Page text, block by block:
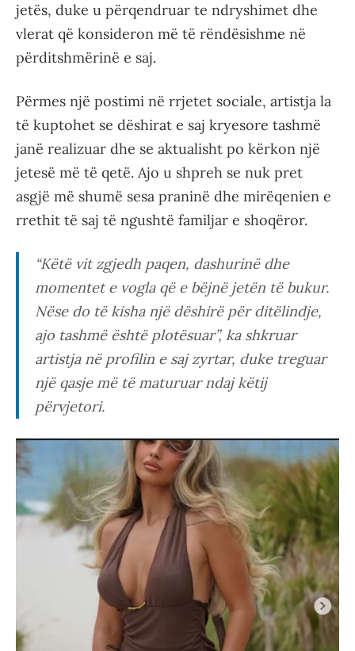
jetës, duke u përqendruar te ndryshimet dhe
vlerat që konsideron më të rëndësishme në
përditshmërinë e saj.
Përmes një postimi në rrjetet sociale, artistja la
të kuptohet se dëshirat e saj kryesore tashmë
janë realizuar dhe se aktualisht po kërkon një
jetesë më të qetë. Ajo u shpreh se nuk pret
asgjë më shumë sesa praninë dhe mirëqenien e
rrethit të saj të ngushtë familjar e shoqëror.
“Këtë vit zgjedh paqen, dashurinë dhe
momentet e vogla që e bëjnë jetën të bukur.
Nëse do të kisha një dëshirë për ditëlindje,
ajo tashmë është plotësuar”, ka shkruar
artistja në profilin e saj zyrtar, duke treguar
një qasje më të maturuar ndaj këtij
përvjetori.